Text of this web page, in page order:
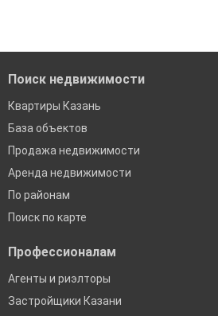
Поиск недвижимости
Квартиры Казань
База объектов
Продажа недвижимости
Аренда недвижимости
По районам
Поиск по карте
Профессионалам
Агенты и риэлторы
Застройщики Казани